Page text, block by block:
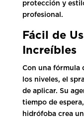
protección y
profesional.
Fácil de
Increíbles
Con una fórmula
los niveles, el
de aplicar. Su
tiempo de
hidrófoba crea